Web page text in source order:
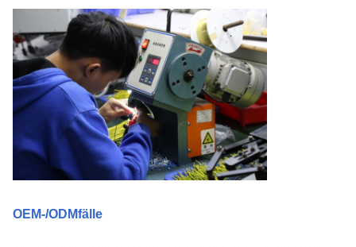
OEM-/ODMfälle